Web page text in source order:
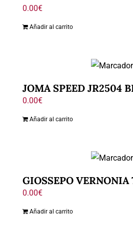
0.00€
Añadir al carrito
JOMA SPEED JR2504
0.00€
Añadir al carrito
GIOSSEPO VERNONIA
0.00€
Añadir al carrito